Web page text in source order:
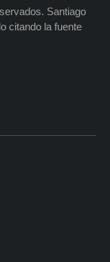
Santiago
citando la fuente